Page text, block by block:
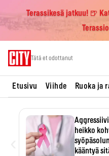
Terassikesä jatkuu! 🍺
Tätä et odottanut
Etusivu Viihde Ruoka ja
heikko
kääntyä